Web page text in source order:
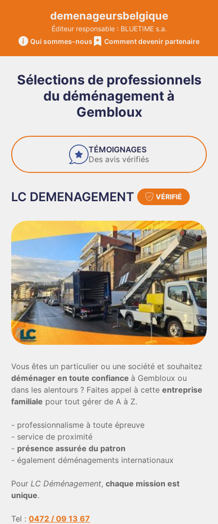
demenageursbelgique
Éditeur responsable : BLUETIME s.a.
Qui sommes-nous
Comment devenir partenaire
Sélections de professionnels
du déménagement à
Gembloux
FIABILITÉ
Des entreprises de confiance
LC DEMENAGEMENT VÉRIFIÉ
Vous êtes un particulier ou une société et souhaitez
déménager en toute confiance à Gembloux ou
dans les alentours ? Faites appel à cetteentreprise
familiale pour tout gérer de A à Z.
- professionnalisme à toute épreuve
- service de proximité
- présence assurée du patron
- également déménagements internationaux
Pour LC Déménagement,chaque mission est
unique.
Tel :0472 / 09 13 67